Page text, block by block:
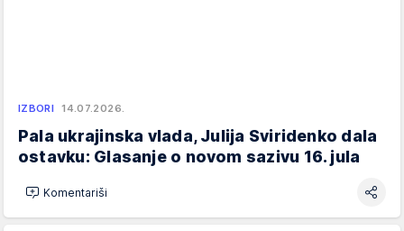
IZBORI 14.07.2026.
Pala ukrajinska vlada, Julija Sviridenko dala
ostavku: Glasanje o novom sazivu 16. jula
Komentariši